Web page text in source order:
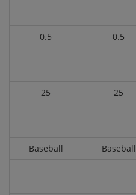
0.5 0.5
25 25
Baseball Baseball